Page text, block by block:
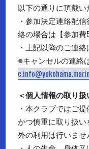
以下の通りに頂戴い
・参加決定連絡配
絡の場合は【参加費
・上記以降のご連絡
※キャンセルの連絡は
＜個人情報の取り扱
・本クラブではご
かつ慎重に取り扱
外の利用は行いませ